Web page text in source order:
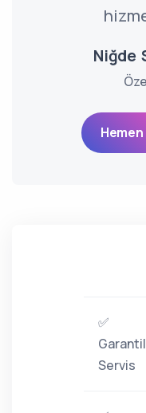
Niğde
✅
Servis